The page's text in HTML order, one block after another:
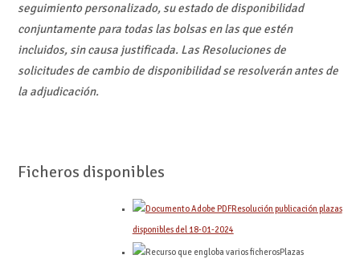
seguimiento personalizado, su estado de disponibilidad
conjuntamente para todas las bolsas en las que estén
incluidos, sin causa justificada. Las Resoluciones de
solicitudes de cambio de disponibilidad se resolverán antes de
la adjudicación.
Ficheros disponibles
Resolución publicación plazas
disponibles del 18-01-2024
Plazas